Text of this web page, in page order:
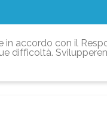
accordo con il
difficoltà.